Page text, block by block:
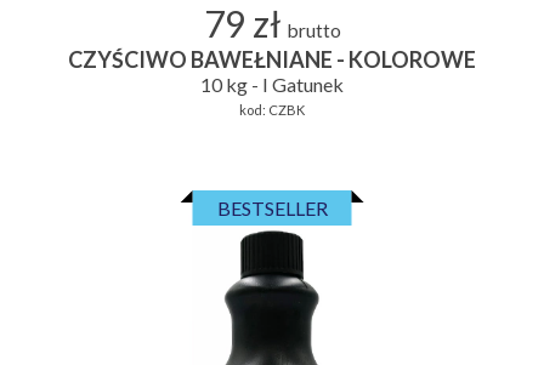
79 zł brutto
CZYŚCIWO BAWEŁNIANE - KOLOROWE
10 kg - I Gatunek
kod: CZBK
BESTSELLER